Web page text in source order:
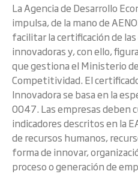
La Agencia de Desarrollo
impulsa, de la mano de
facilitar la certificación de
innovadoras y, con ello,
que gestiona el Ministerio
Competitividad. El
Innovadora se basa en la
0047. Las empresas deben
indicadores descritos en la
de recursos humanos,
forma de innovar,
proceso o generación de